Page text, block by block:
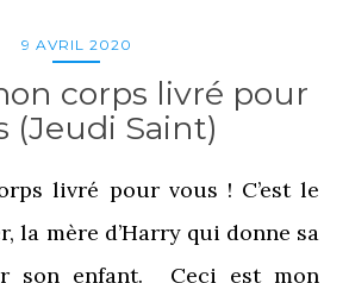
9 AVRIL 2020
corps livré pour
(Jeudi Saint)
livré pour vous ! C’est le
la mère d’Harry qui donne sa
son enfant. Ceci est mon